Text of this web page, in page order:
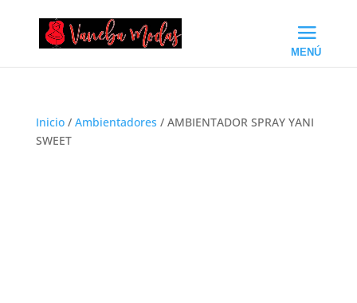
Inicio/ Ambientadores / AMBIENTADOR SPRAY YANI
SWEET